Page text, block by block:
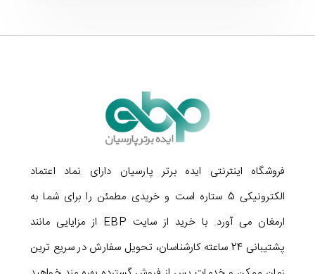
امنیت بالا در هنگام اتصال به شبکه
دستگاه کپی دو رو توشیبا e-Studio 4528A
کامپیوتر از طریق پورت USB 2.0 انجام می شود. این دستگاه
دارای پورت اترنت نیز هست و امکان اتصال آن به شبکه
های 10/100/1000Base-T وجود دارد. در این حالت می توان
از طریق چند کامپیوتر در بستر شبکه به این دستگاه دسترسی
فروشگاه اینترنتی ایده برتر پارسیان دارای نماد اعتماد
الکترونیکی 5 ستاره است و خریدی مطمئن را برای شما به
ارمغان می آورد. با خرید از سایت EBP از مزایایی مانند
پشتیبانی 24 ساعته کارشناسان، تحویل سفارش در سریع ترین